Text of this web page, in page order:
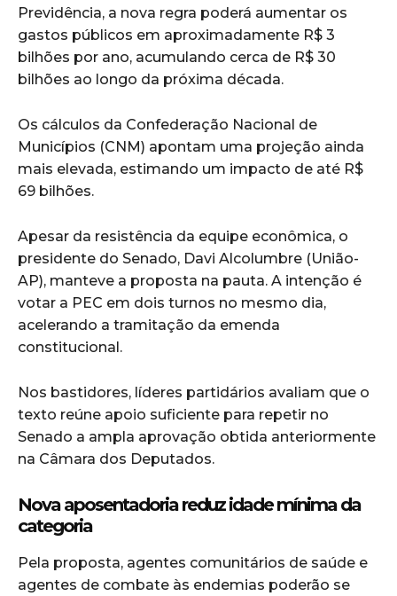
Previdência, a nova regra poderá aumentar os
gastos públicos em aproximadamente R$ 3
bilhões por ano, acumulando cerca de R$ 30
bilhões ao longo da próxima década.
Os cálculos da Confederação Nacional de
Municípios (CNM) apontam uma projeção ainda
mais elevada, estimando um impacto de até R$
69 bilhões.
Apesar da resistência da equipe econômica, o
presidente do Senado, Davi Alcolumbre (União-
AP), manteve a proposta na pauta. A intenção é
votar a PEC em dois turnos no mesmo dia,
acelerando a tramitação da emenda
constitucional.
Nos bastidores, líderes partidários avaliam que o
texto reúne apoio suficiente para repetir no
Senado a ampla aprovação obtida anteriormente
na Câmara dos Deputados.
Nova aposentadoria reduz idade mínima da
categoria
Pela proposta, agentes comunitários de saúde e
agentes de combate às endemias poderão se